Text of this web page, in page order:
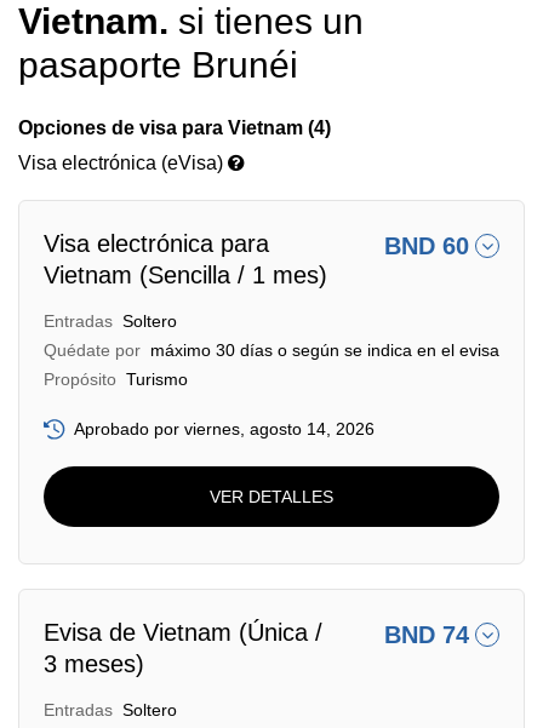
Vietnam. si tienes un
pasaporte Brunéi
Opciones de visa para Vietnam (4)
Visa electrónica (eVisa)
Visa electrónica para
Vietnam (Sencilla / 1 mes)
BND 60
Entradas Soltero
Quédate por máximo 30 días o según se indica en el evisa
Propósito Turismo
Aprobado por viernes, agosto 14, 2026
VER DETALLES
Evisa de Vietnam (Única /
3 meses)
BND 74
Entradas Soltero